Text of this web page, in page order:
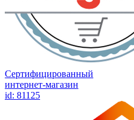
Сертифицированный
интернет-магазин
id: 81125